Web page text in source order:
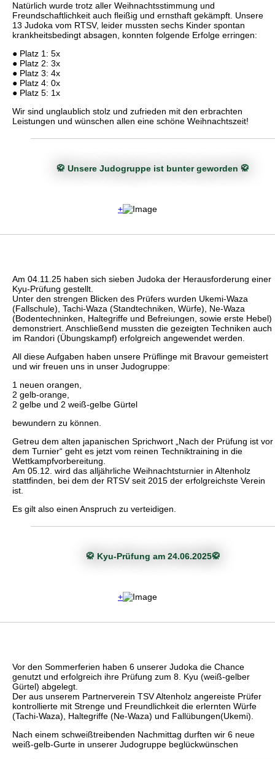
Natürlich wurde trotz aller Weihnachtsstimmung und
Freundschaftlichkeit auch fleißig und ernsthaft gekämpft. Unsere
13 Judoka vom RTSV, leider mussten sechs Kinder spontan
krankheitsbedingt absagen, konnten folgende Erfolge erringen:
● Platz 1: 5x
● Platz 2: 3x
● Platz 3: 4x
● Platz 4: 0x
● Platz 5: 1x
Wir sind unglaublich stolz und zufrieden mit den erbrachten
Leistungen und wünschen allen eine schöne Weihnachtszeit!
🥋 Unsere Judogruppe ist bunter geworden 🥋
+
Am 04.11.25 haben sich sieben Judoka der Herausforderung einer
Kyu-Prüfung gestellt.
Unter den strengen Blicken des Prüfers wurden Ukemi-Waza
(Fallschule), Tachi-Waza (Standtechniken, Würfe), Ne-Waza
(Bodentechninken, Haltegriffe und Befreiungen, sowie erste Hebel)
demonstriert. Anschließend mussten die gezeigten Techniken auch
im Randori (Übungskampf) erfolgreich angewendet werden.
All diese Aufgaben haben unsere Prüflinge mit Bravour gemeistert
und wir freuen uns in unser Judogruppe:
1 neuen orangen,
2 gelb-orange,
2 gelbe und 2 weiß-gelbe Gürtel
bewundern zu können.
Getreu dem alten japanischen Sprichwort „Nach der Prüfung ist vor
dem Turnier“ geht es jetzt vom reinen Techniktraining in die
Wettkampfvorbereitung.
Am 05.12. wird das alljährliche Weihnachtsturnier in Altenholz
stattfinden, bei dem der RTSV seit 2015 der erfolgreichste Verein
ist.
Es gilt also einen Anspruch zu verteidigen.
🥋 Kyu-Prüfung am 24.06.2025🥋
+
Vor den Sommerferien haben 6 unserer Judoka die Chance
genutzt und erfolgreich ihre Prüfung zum 8. Kyu (weiß-gelber
Gürtel) abgelegt.
Der aus unserem Partnerverein TSV Altenholz angereiste Prüfer
kontrollierte mit Strenge und Freundlichkeit die erlernten Würfe
(Tachi-Waza), Haltegriffe (Ne-Waza) und Fallübungen(Ukemi).
Nach einem schweißtreibenden Nachmittag durften wir 6 neue
weiß-gelb-Gurte in unserer Judogruppe beglückwünschen